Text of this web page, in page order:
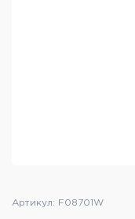
Тактическое
Высокоточная
Артикул: F08701W